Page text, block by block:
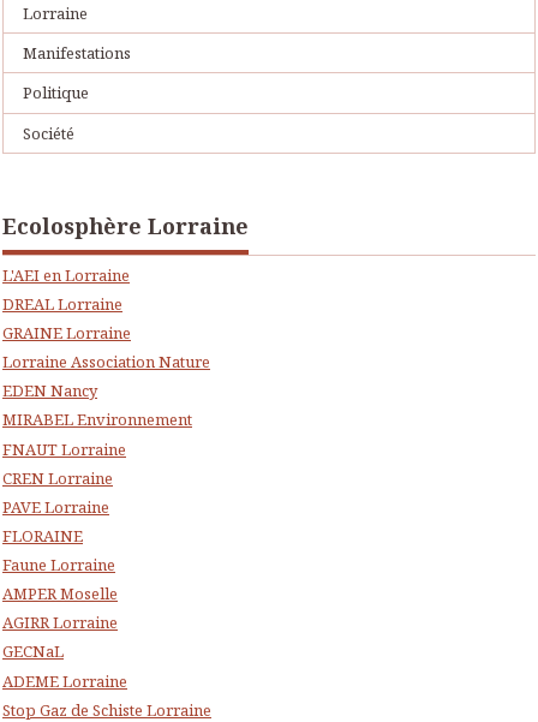
Lorraine
Manifestations
Politique
Société
Ecolosphère Lorraine
L'AEI en Lorraine
DREAL Lorraine
GRAINE Lorraine
Lorraine Association Nature
EDEN Nancy
MIRABEL Environnement
FNAUT Lorraine
CREN Lorraine
PAVE Lorraine
FLORAINE
Faune Lorraine
AMPER Moselle
AGIRR Lorraine
GECNaL
ADEME Lorraine
Stop Gaz de Schiste Lorraine